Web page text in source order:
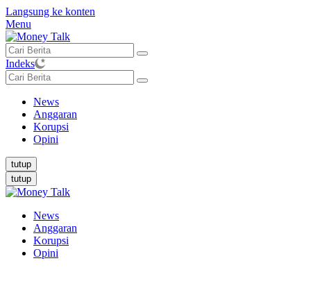
Langsung ke konten
Menu
Indeks
News
Anggaran
Korupsi
Opini
tutup
tutup
News
Anggaran
Korupsi
Opini